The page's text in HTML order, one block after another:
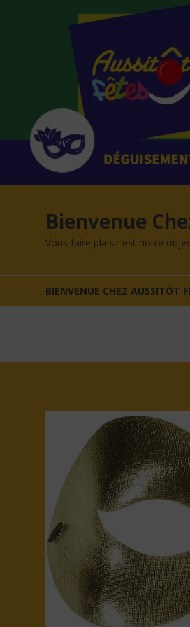
Bienvenue
Vous faire plaisir est notre
BIENVENUE CHEZ AUSSITÔT